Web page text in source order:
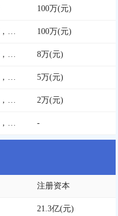
100万(元)
， 0860****011678，
100万(元)
， 1527***1177，1313***5652
8万(元)
， 0762***2146，1303***8182
5万(元)
， 1389***1360，1478***3981
2万(元)
， 1580***0981
-
注册资本
21.3亿(元)